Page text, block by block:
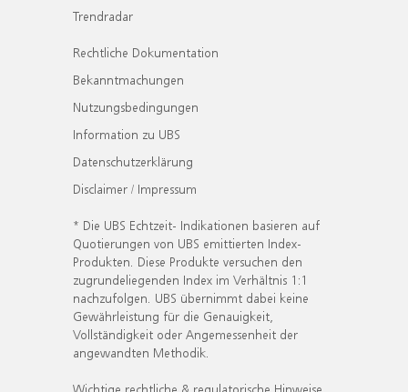
Trendradar
Rechtliche Dokumentation
Bekanntmachungen
Nutzungsbedingungen
Information zu UBS
Datenschutzerklärung
Disclaimer / Impressum
* Die UBS Echtzeit- Indikationen basieren auf
Quotierungen von UBS emittierten Index-
Produkten. Diese Produkte versuchen den
zugrundeliegenden Index im Verhältnis 1:1
nachzufolgen. UBS übernimmt dabei keine
Gewährleistung für die Genauigkeit,
Vollständigkeit oder Angemessenheit der
angewandten Methodik.